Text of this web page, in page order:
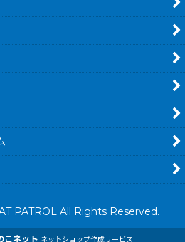
PATROL All Rights Reserved.
こネット ネットショップ作成サービス